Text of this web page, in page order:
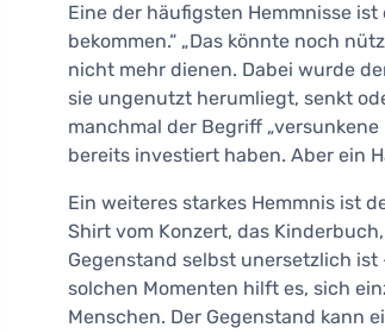
Eine der häufigsten Hemmnisse ist
bekommen.“ „Das könnte noch
nicht mehr dienen. Dabei wurde
sie ungenutzt herumliegt, senkt
manchmal der Begriff
bereits investiert haben. Aber ein
Ein weiteres starkes Hemmnis ist
Shirt vom Konzert, das
Gegenstand selbst unersetzlich
solchen Momenten hilft es, sich
Menschen. Der Gegenstand kann